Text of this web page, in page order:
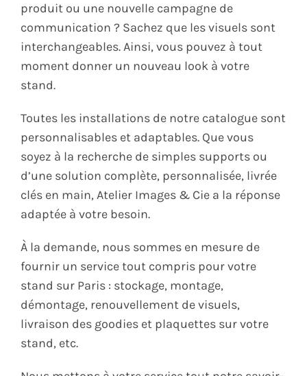
produit ou une nouvelle campagne de
communication ? Sachez que les visuels sont
interchangeables. Ainsi, vous pouvez à tout
moment donner un nouveau look à votre
stand.
Toutes les installations de notre catalogue sont
personnalisables et adaptables. Que vous
soyez à la recherche de simples supports ou
d’une solution complète, personnalisée, livrée
clés en main, Atelier Images & Cie a la réponse
adaptée à votre besoin.
À la demande, nous sommes en mesure de
fournir un service tout compris pour votre
stand sur Paris : stockage, montage,
démontage, renouvellement de visuels,
livraison des goodies et plaquettes sur votre
stand, etc.